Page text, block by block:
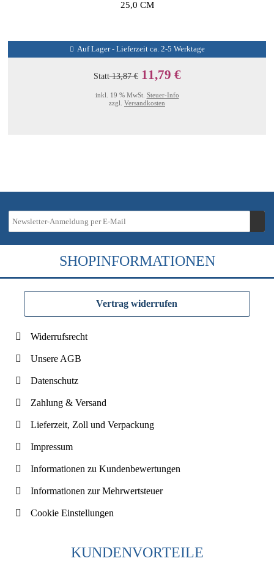
25,0 CM
Auf Lager - Lieferzeit ca. 2-5 Werktage
Statt13,87 € 11,79 €
inkl. 19 % MwSt. Steuer-Info
zzgl. Versandkosten
SHOPINFORMATIONEN
Vertrag widerrufen
Widerrufsrecht
Unsere AGB
Datenschutz
Zahlung & Versand
Lieferzeit, Zoll und Verpackung
Impressum
Informationen zu Kundenbewertungen
Informationen zur Mehrwertsteuer
Cookie Einstellungen
KUNDENVORTEILE